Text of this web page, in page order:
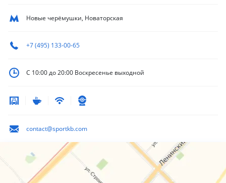
Новые черёмушки, Новаторская
+7 (495) 133-00-65
С 10:00 до 20:00 Воскресенье выходной
contact@sportkb.com